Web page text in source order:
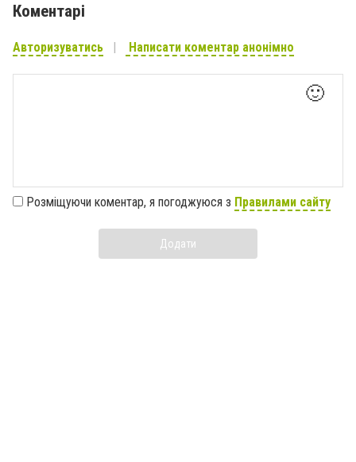
Коментарі
Авторизуватись Написати коментар анонімно
🙂
Розміщуючи коментар, я погоджуюся з Правилами сайту
Додати